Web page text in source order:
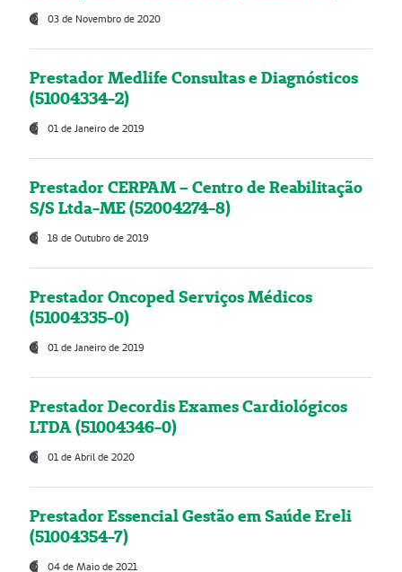
03 de Novembro de 2020
Prestador Medlife Consultas e Diagnósticos
(51004334-2)
01 de Janeiro de 2019
Prestador CERPAM – Centro de Reabilitação
S/S Ltda-ME (52004274-8)
18 de Outubro de 2019
Prestador Oncoped Serviços Médicos
(51004335-0)
01 de Janeiro de 2019
Prestador Decordis Exames Cardiológicos
LTDA (51004346-0)
01 de Abril de 2020
Prestador Essencial Gestão em Saúde Ereli
(51004354-7)
04 de Maio de 2021